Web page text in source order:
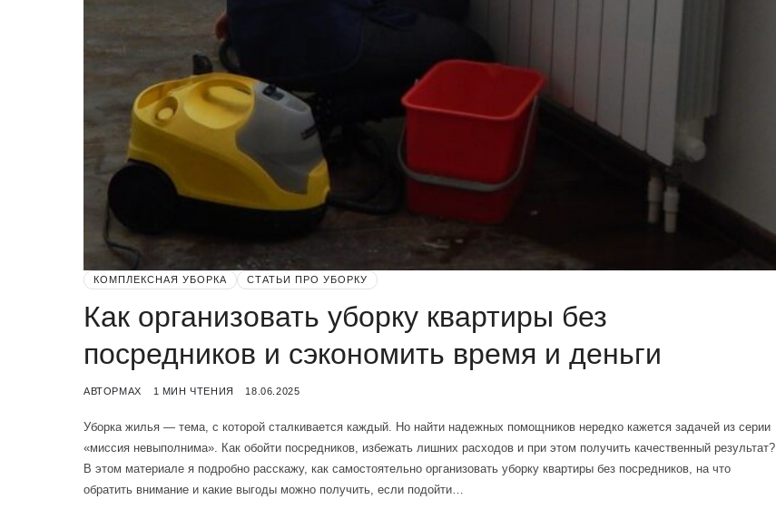
КОМПЛЕКСНАЯ УБОРКА СТАТЬИ ПРО УБОРКУ
Как организовать уборку квартиры без
посредников и сэкономить время и деньги
АВТОРMAX 1 МИН ЧТЕНИЯ 18.06.2025
Уборка жилья — тема, с которой сталкивается каждый. Но найти надежных помощников нередко кажется задачей из серии
«миссия невыполнима». Как обойти посредников, избежать лишних расходов и при этом получить качественный результат?
В этом материале я подробно расскажу, как самостоятельно организовать уборку квартиры без посредников, на что
обратить внимание и какие выгоды можно получить, если подойти…